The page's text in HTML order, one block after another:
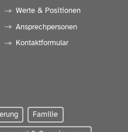
Werte & Positionen
Ansprechpersonen
Kontaktformular
Familie